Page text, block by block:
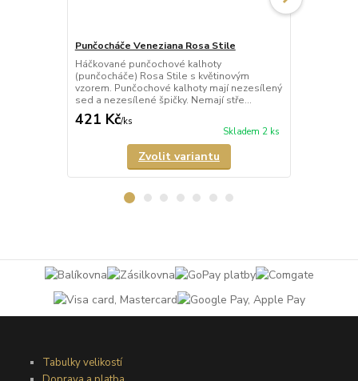
Punčocháče Veneziana Rosa Stile
Háčkované punčochové kalhoty
(punčocháče) Rosa Stile s květinovým
vzorem. Punčochové kalhoty mají nezesílený
sed a nezesílené špičky. Nemají stře...
421 Kč/ks
Skladem 2 ks
Zvolit variantu
Tabulky velikostí